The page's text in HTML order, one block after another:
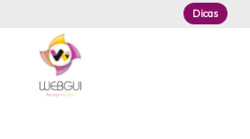
Dicas